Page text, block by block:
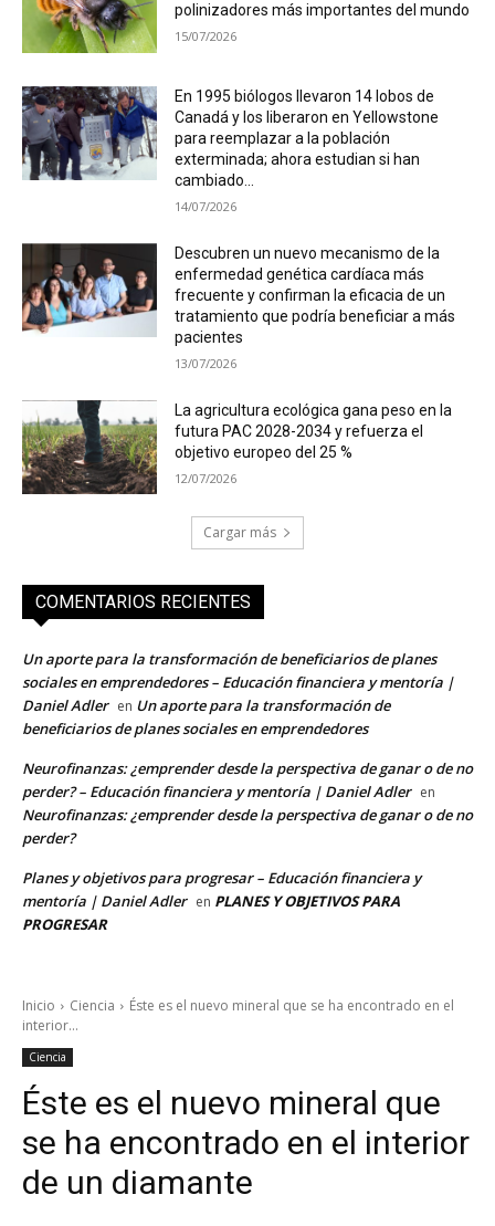
polinizadores más importantes del mundo
15/07/2026
En 1995 biólogos llevaron 14 lobos de
Canadá y los liberaron en Yellowstone
para reemplazar a la población
exterminada; ahora estudian si han
cambiado...
14/07/2026
Descubren un nuevo mecanismo de la
enfermedad genética cardíaca más
frecuente y confirman la eficacia de un
tratamiento que podría beneficiar a más
pacientes
13/07/2026
La agricultura ecológica gana peso en la
futura PAC 2028-2034 y refuerza el
objetivo europeo del 25 %
12/07/2026
Cargar más
COMENTARIOS RECIENTES
Un aporte para la transformación de beneficiarios de planes
sociales en emprendedores – Educación financiera y mentoría |
Daniel Adler en Un aporte para la transformación de
beneficiarios de planes sociales en emprendedores
Neurofinanzas: ¿emprender desde la perspectiva de ganar o de no
perder? – Educación financiera y mentoría | Daniel Adler en
Neurofinanzas: ¿emprender desde la perspectiva de ganar o de no
perder?
Planes y objetivos para progresar – Educación financiera y
mentoría | Daniel Adler en PLANES Y OBJETIVOS PARA
PROGRESAR